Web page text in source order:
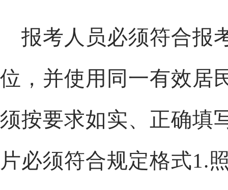
报考人员必须符合报
位，并使用同一有效居
须按要求如实、正确填
片必须符合规定格式1.